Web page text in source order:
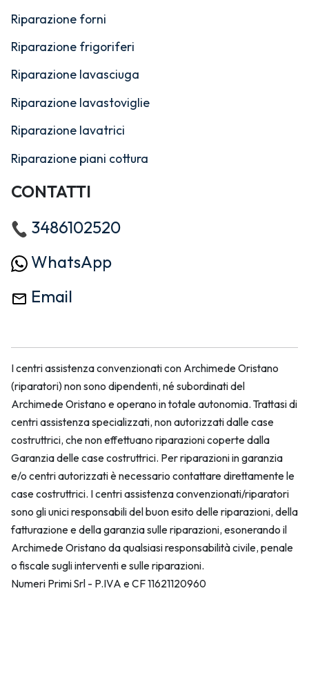
Riparazione forni
Riparazione frigoriferi
Riparazione lavasciuga
Riparazione lavastoviglie
Riparazione lavatrici
Riparazione piani cottura
CONTATTI
3486102520
WhatsApp
Email
I centri assistenza convenzionati con Archimede Oristano
(riparatori) non sono dipendenti, né subordinati del
Archimede Oristano e operano in totale autonomia. Trattasi di
centri assistenza specializzati, non autorizzati dalle case
costruttrici, che non effettuano riparazioni coperte dalla
Garanzia delle case costruttrici. Per riparazioni in garanzia
e/o centri autorizzati è necessario contattare direttamente le
case costruttrici. I centri assistenza convenzionati/riparatori
sono gli unici responsabili del buon esito delle riparazioni, della
fatturazione e della garanzia sulle riparazioni, esonerando il
Archimede Oristano da qualsiasi responsabilità civile, penale
o fiscale sugli interventi e sulle riparazioni.
Numeri Primi Srl - P.IVA e CF 11621120960